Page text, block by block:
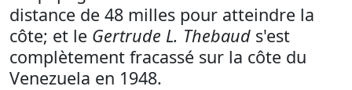
distance de 48 milles pour atteindre la
côte; et le Gertrude L. Thebaud s'est
complètement fracassé sur la côte du
Venezuela en 1948.